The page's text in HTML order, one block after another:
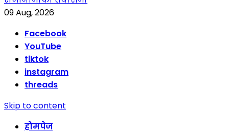
09 Aug, 2026
Facebook
YouTube
tiktok
instagram
threads
Skip to content
होमपेज